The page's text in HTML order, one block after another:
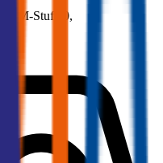
BM-Stufe 0,